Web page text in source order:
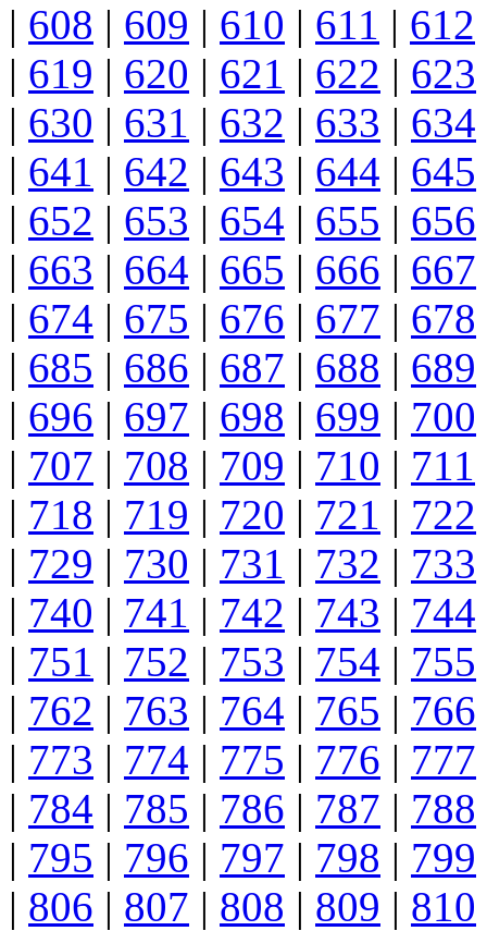
| 608 | 609 | 610 | 611 | 612
| 619 | 620 | 621 | 622 | 623
| 630 | 631 | 632 | 633 | 634
| 641 | 642 | 643 | 644 | 645
| 652 | 653 | 654 | 655 | 656
| 663 | 664 | 665 | 666 | 667
| 674 | 675 | 676 | 677 | 678
| 685 | 686 | 687 | 688 | 689
| 696 | 697 | 698 | 699 | 700
| 707 | 708 | 709 | 710 | 711
| 718 | 719 | 720 | 721 | 722
| 729 | 730 | 731 | 732 | 733
| 740 | 741 | 742 | 743 | 744
| 751 | 752 | 753 | 754 | 755
| 762 | 763 | 764 | 765 | 766
| 773 | 774 | 775 | 776 | 777
| 784 | 785 | 786 | 787 | 788
| 795 | 796 | 797 | 798 | 799
| 806 | 807 | 808 | 809 | 810